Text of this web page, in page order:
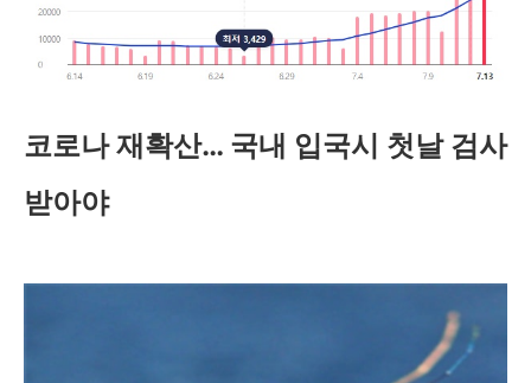
코로나 재확산… 국내 입국시 첫날 검사
받아야